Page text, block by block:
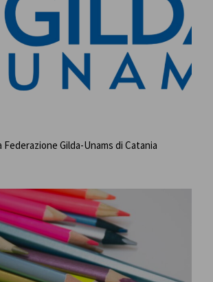
Gilda-Unams di Catania